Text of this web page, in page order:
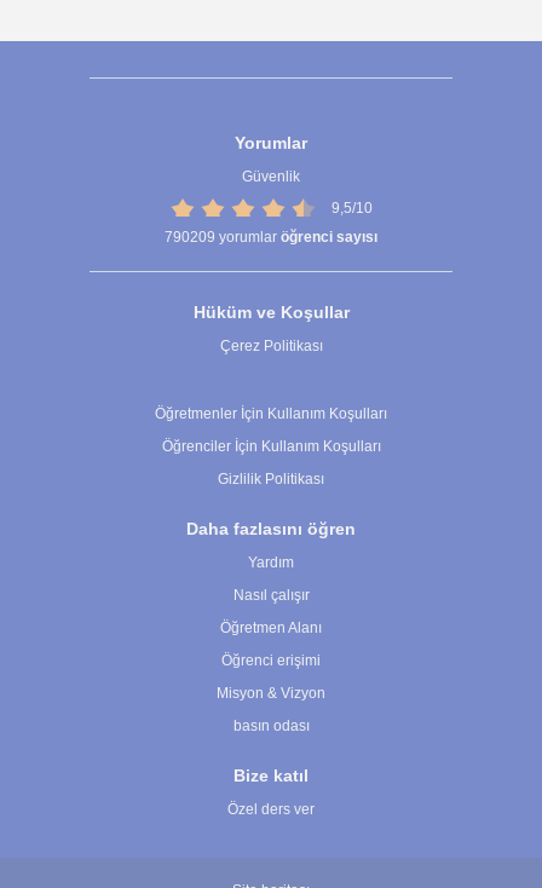
Yorumlar
Güvenlik
9,5/10
790209 yorumlar öğrenci sayısı
Hüküm ve Koşullar
Çerez Politikası
Öğretmenler İçin Kullanım Koşulları
Öğrenciler İçin Kullanım Koşulları
Gizlilik Politikası
Daha fazlasını öğren
Yardım
Nasıl çalışır
Öğretmen Alanı
Öğrenci erişimi
Misyon & Vizyon
basın odası
Bize katıl
Özel ders ver